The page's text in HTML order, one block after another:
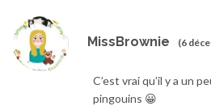
MissBrownie (6
C’est vrai qu’il y a un
pingouins 😀